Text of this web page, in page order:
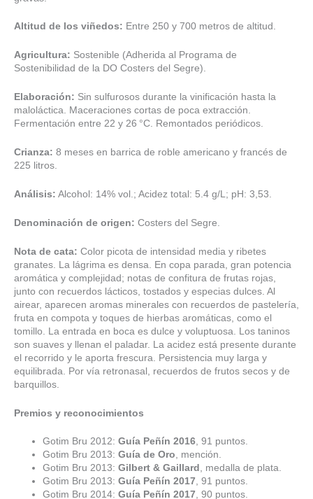
Altitud de los viñedos: Entre 250 y 700 metros de altitud.
Agricultura: Sostenible (Adherida al Programa de
Sostenibilidad de la DO Costers del Segre).
Elaboración: Sin sulfurosos durante la vinificación hasta la
maloláctica. Maceraciones cortas de poca extracción.
Fermentación entre 22 y 26 °C. Remontados periódicos.
Crianza: 8 meses en barrica de roble americano y francés de
225 litros.
Análisis: Alcohol: 14% vol.; Acidez total: 5.4 g/L; pH: 3,53.
Denominación de origen: Costers del Segre.
Nota de cata: Color picota de intensidad media y ribetes
granates. La lágrima es densa. En copa parada, gran potencia
aromática y complejidad; notas de confitura de frutas rojas,
junto con recuerdos lácticos, tostados y especias dulces. Al
airear, aparecen aromas minerales con recuerdos de pastelería,
fruta en compota y toques de hierbas aromáticas, como el
tomillo. La entrada en boca es dulce y voluptuosa. Los taninos
son suaves y llenan el paladar. La acidez está presente durante
el recorrido y le aporta frescura. Persistencia muy larga y
equilibrada. Por vía retronasal, recuerdos de frutos secos y de
barquillos.
Premios y reconocimientos
Gotim Bru 2012:Guía Peñín 2016, 91 puntos.
Gotim Bru 2013:Guía de Oro, mención.
Gotim Bru 2013:Gilbert & Gaillard , medalla de plata.
Gotim Bru 2013:Guía Peñín 2017, 91 puntos.
Gotim Bru 2014:Guía Peñín 2017, 90 puntos.